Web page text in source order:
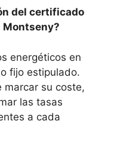
del certificado
Montseny?
energéticos en
fijo estipulado.
su coste,
las tasas
a cada